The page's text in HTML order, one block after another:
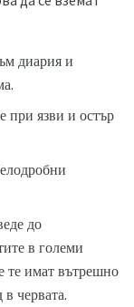
диария и
при язви и остър
до
в големи
те имат вътрешно
червата.